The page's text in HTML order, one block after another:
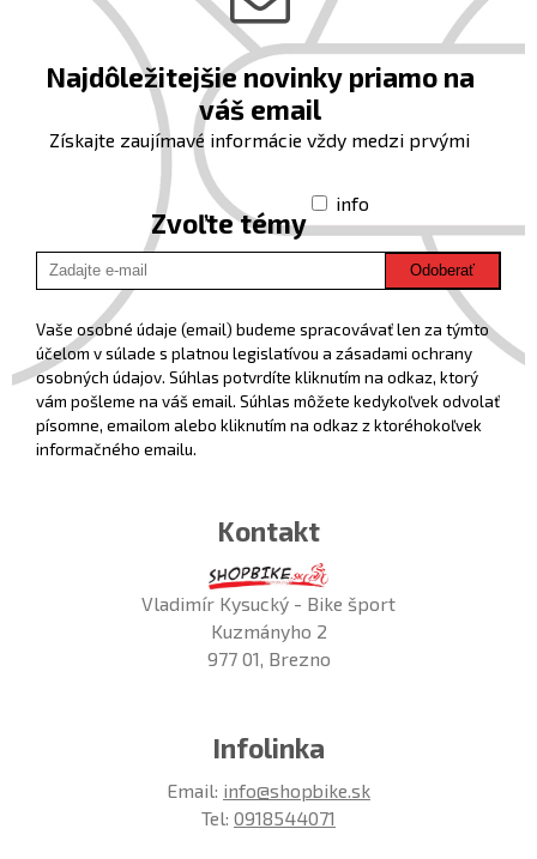
Najdôležitejšie novinky priamo na
váš email
Získajte zaujímavé informácie vždy medzi prvými
Zvoľte témy
info
Odoberať
Vaše osobné údaje (email) budeme spracovávať len za týmto
účelom v súlade s platnou legislatívou a zásadami ochrany
osobných údajov. Súhlas potvrdíte kliknutím na odkaz, ktorý
vám pošleme na váš email. Súhlas môžete kedykoľvek odvolať
písomne, emailom alebo kliknutím na odkaz z ktoréhokoľvek
informačného emailu.
Kontakt
Vladimír Kysucký - Bike šport
Kuzmányho 2
977 01, Brezno
Infolinka
Email: info@shopbike.sk
Tel: 0918544071